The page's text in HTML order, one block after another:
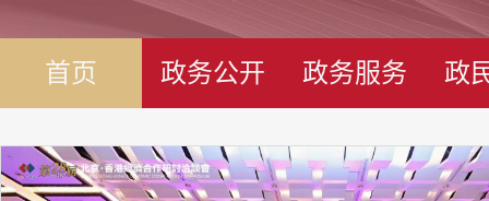
首页 政务公开 政务服务 政